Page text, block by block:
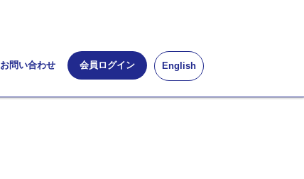
お問い合わせ 会員ログイン English